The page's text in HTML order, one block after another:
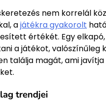
nem korrelál
ajátékra gyakorolt
értékét. Egy
a játékot, valószínűleg
találja magát, ami
trendjei